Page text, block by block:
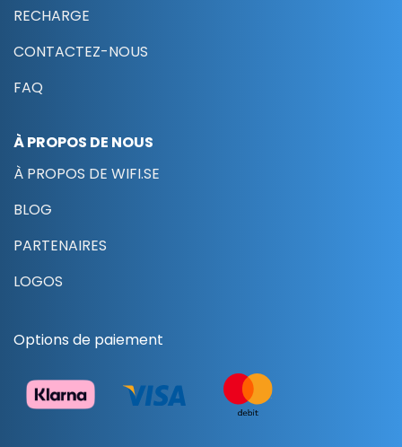
RECHARGE
CONTACTEZ-NOUS
FAQ
À PROPOS DE NOUS
À PROPOS DE WIFI.SE
BLOG
PARTENAIRES
LOGOS
Options de paiement